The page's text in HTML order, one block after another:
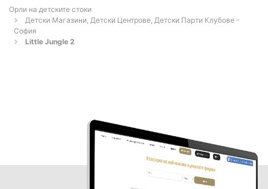
Орли на детските стоки
Детски Магазини, Детски Центрове, Детски Парти Клубове -
София
Little Jungle 2